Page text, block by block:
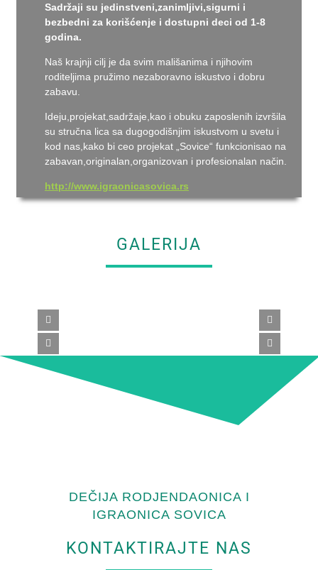
Sadržaji su jedinstveni,zanimljivi,sigurni i
bezbedni za korišćenje i dostupni deci od 1-8
godina.
Naš krajnji cilj je da svim mališanima i njihovim
roditeljima pružimo nezaboravno iskustvo i dobru
zabavu.
Ideju,projekat,sadržaje,kao i obuku zaposlenih izvršila
su stručna lica sa dugogodišnjim iskustvom u svetu i
kod nas,kako bi ceo projekat „Sovice“ funkcionisao na
zabavan,originalan,organizovan i profesionalan način.
http://www.igraonicasovica.rs
GALERIJA
DEČIJA RODJENDAONICA I
IGRAONICA SOVICA
KONTAKTIRAJTE NAS